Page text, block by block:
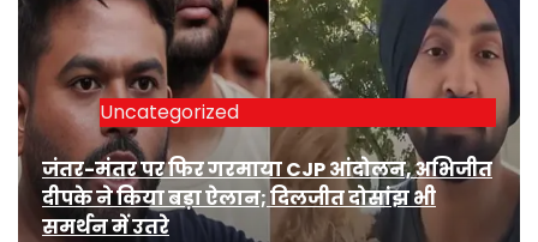
Uncategorized
जंतर-मंतर पर फिर गरमाया CJP आंदोलन, अभिजीत
दीपके ने किया बड़ा ऐलान; दिलजीत दोसांझ भी
समर्थन में उतरे